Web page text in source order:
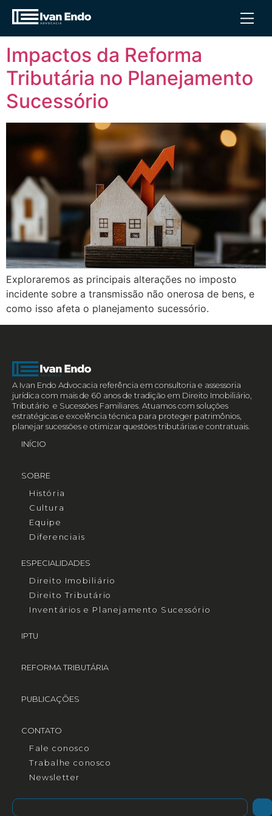
Tag:Bens no Exterior
Impactos da Reforma
Tributária no Planejamento
Sucessório
Exploraremos as principais alterações no imposto
incidente sobre a transmissão não onerosa de bens, e
como isso afeta o planejamento sucessório.
A Ivan Endo Advocacia referência em consultoria e assessoria
jurídica com mais de 60 anos de tradição em Direito Imobiliário,
Tributário e Sucessões Familiares. Atuamos com soluções
estratégicas e excelência técnica para proteger patrimônios,
planejar sucessões e otimizar questões tributárias e contratuais.
INÍCIO
SOBRE
História
Cultura
Equipe
Diferenciais
ESPECIALIDADES
Direito Imobiliário
Direito Tributário
Inventários e Planejamento Sucessório
IPTU
REFORMA TRIBUTÁRIA
PUBLICAÇÕES
CONTATO
Fale conosco
Trabalhe conosco
Newsletter